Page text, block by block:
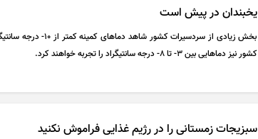
یخبندان در پیش است
بخش زیادی از سردسیرات کشور
کشور نیز دما‌هایی بین ۳- تا ۸- درجه سانتیگراد را تجربه خواهند کرد.
سبزیجات زمستانی را در رژیم غذایی فراموش نکنید